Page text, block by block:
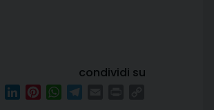
condividi su
ThreadsLinkedInPinterestWhatsApp